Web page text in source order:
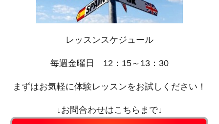
レッスンスケジュール
毎週金曜日 12：15～13：30
まずはお気軽に体験レッスンをお試しください！
↓お問合わせはこちらまで↓